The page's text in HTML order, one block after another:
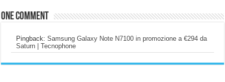
One comment
Pingback:Samsung Galaxy Note N7100 in promozione a €294 da
Saturn | Tecnophone